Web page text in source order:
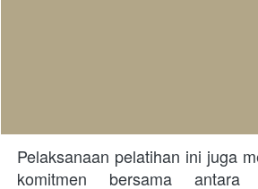
Pelaksanaan pelatihan ini juga
komitmen bersama antara